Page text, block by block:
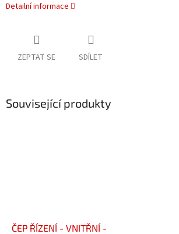
Detailní informace
ZEPTAT SE SDÍLET
Související produkty
ČEP ŘÍZENÍ - VNITŘNÍ -